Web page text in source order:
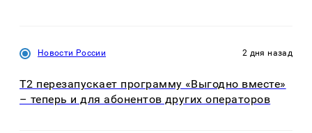
Новости России 2 дня назад
Т2 перезапускает программу «Выгодно вместе»
– теперь и для абонентов других операторов